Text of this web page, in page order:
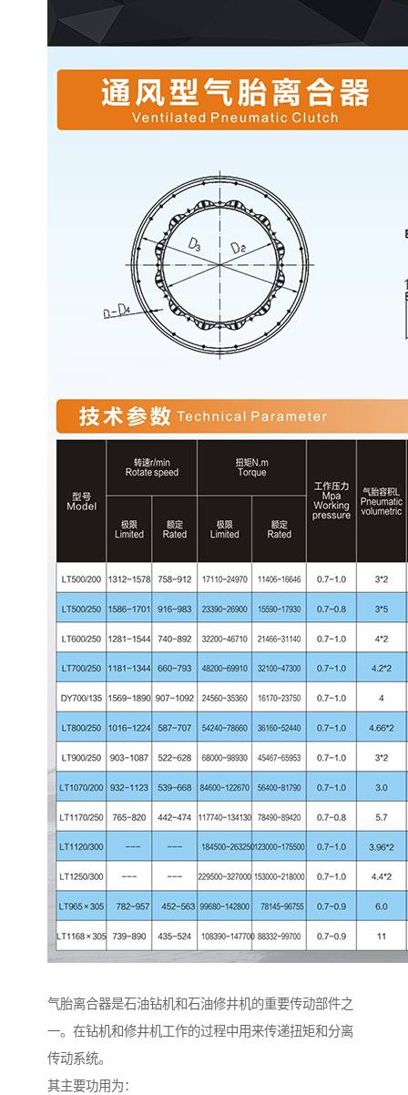
气胎离合器是石油钻机和石油修井机的重要传动部件之
一。在钻机和修井机工作的过程中用来传递扭矩和分离
传动系统。
其主要功用为：